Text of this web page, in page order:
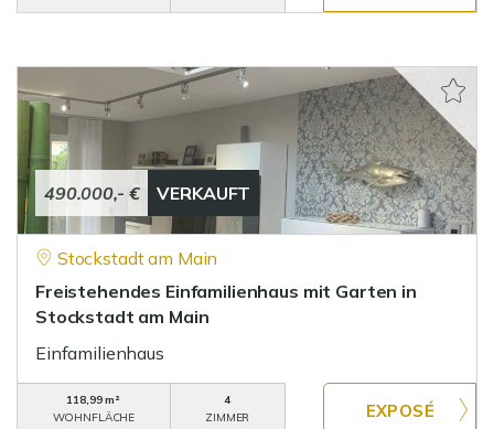
490.000,- € VERKAUFT
Stockstadt am Main
Freistehendes Einfamilienhaus mit Garten in
Stockstadt am Main
Einfamilienhaus
118,99 m²
WOHNFLÄCHE
4
ZIMMER